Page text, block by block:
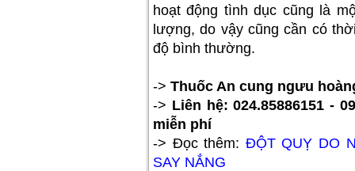
hoạt động tình dục cũng là
lượng, do vậy cũng cần có
độ bình thường.
-> Thuốc An cung ngưu
-> Liên hệ: 024.85886151 -
miễn phí
-> Đọc thêm: ĐỘT QUỴ DO
SAY NẮNG